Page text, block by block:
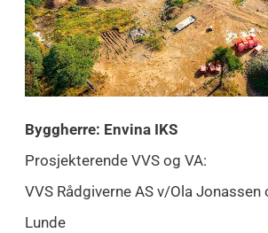
Byggherre: Envina IKS
Prosjekterende VVS og VA:
VVS Rådgiverne AS v/Ola Jonassen
Lunde